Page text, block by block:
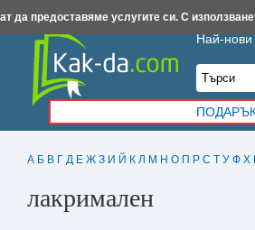
А Б В Г Д Е Ж З И Й К Л М Н О П Р С Т У Ф Х
лакримален
Най-нови
da.com Iztochnik.com BauBau.bg
да предоставяме услугите си. С